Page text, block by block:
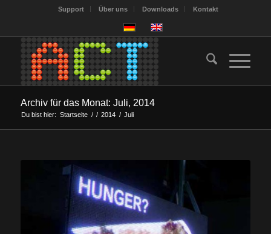
Support Über uns Downloads Kontakt
Archiv für das Monat: Juli, 2014
Du bist hier: Startseite / / 2014 / Juli